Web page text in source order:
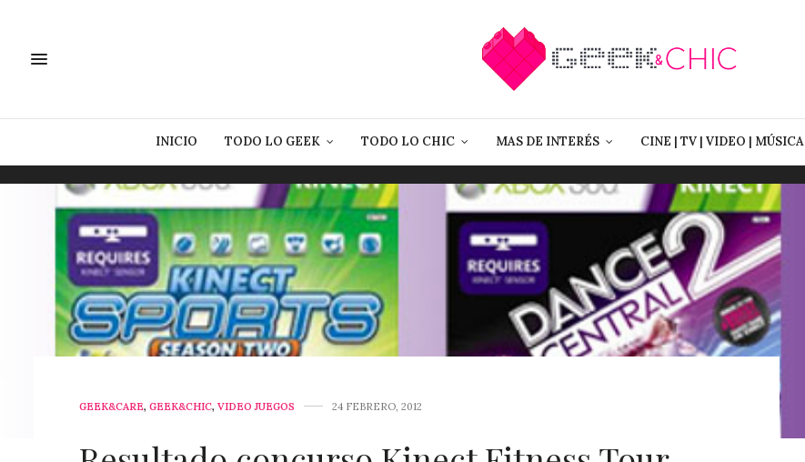
INICIO TODO LO GEEK TODO LO CHIC MAS DE INTERÉS CINE | TV | VIDEO | MÚSICA
GEEK&CARE, GEEK&CHIC, VIDEO JUEGOS 24 FEBRERO, 2012